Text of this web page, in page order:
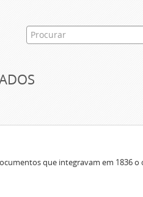
que integravam em 1836 o